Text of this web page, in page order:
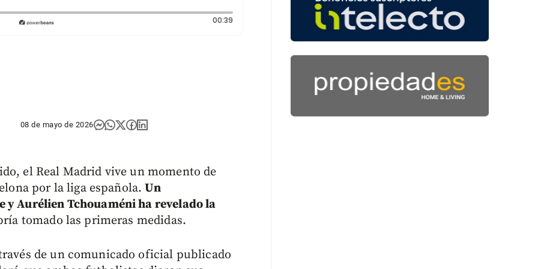
00:39Duración: 39 segundos
08 de mayo de 2026
el Real Madrid vive un momento de
por la liga española.Un
Aurélien Tchouaméni ha revelado la
tomado las primeras medidas.
de un comunicado oficial publicado